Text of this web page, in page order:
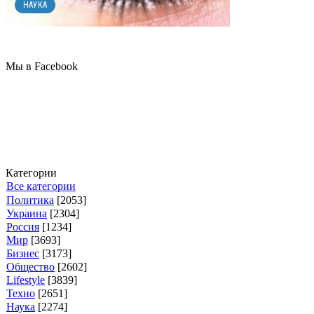
НАУКА
Мы в Facebook
Категории
Все категории
Политика [2053]
Украина [2304]
Россия [1234]
Мир [3693]
Бизнес [3173]
Общество [2602]
Lifestyle [3839]
Техно [2651]
Наука [2274]